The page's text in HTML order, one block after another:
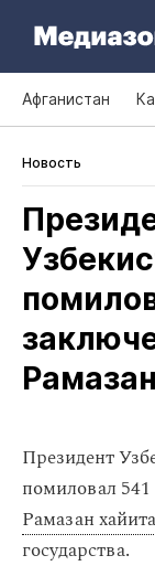
Афганистан
Новость
Президент
помиловал
Рамазан хайита
государства.